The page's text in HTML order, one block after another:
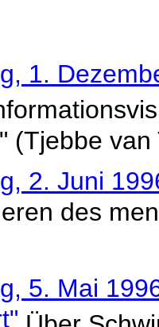
1.
(Tjebbe
2. Juni
des
5. Mai